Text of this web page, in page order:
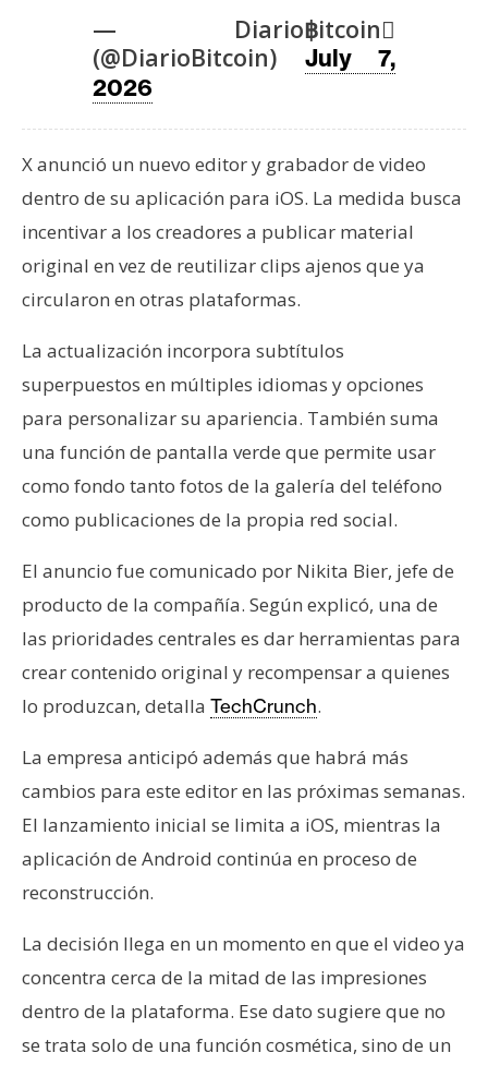
e
a
s
R
e
u
r
s
o
o
n
c
t
y
P
u
b
l
i
i
d
a
d
— Diario฿itcoin
(@DiarioBitcoin) July 7,
2026
X anunció un nuevo editor y grabador de video
dentro de su aplicación para iOS. La medida busca
incentivar a los creadores a publicar material
original en vez de reutilizar clips ajenos que ya
circularon en otras plataformas.
La actualización incorpora subtítulos
superpuestos en múltiples idiomas y opciones
para personalizar su apariencia. También suma
una función de pantalla verde que permite usar
como fondo tanto fotos de la galería del teléfono
como publicaciones de la propia red social.
El anuncio fue comunicado por Nikita Bier, jefe de
producto de la compañía. Según explicó, una de
las prioridades centrales es dar herramientas para
crear contenido original y recompensar a quienes
lo produzcan, detalla TechCrunch.
La empresa anticipó además que habrá más
cambios para este editor en las próximas semanas.
El lanzamiento inicial se limita a iOS, mientras la
aplicación de Android continúa en proceso de
reconstrucción.
La decisión llega en un momento en que el video ya
concentra cerca de la mitad de las impresiones
dentro de la plataforma. Ese dato sugiere que no
se trata solo de una función cosmética, sino de un